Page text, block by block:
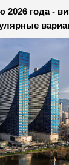
2026 года -